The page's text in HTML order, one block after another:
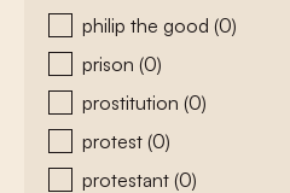
philip the good (0)
prison (0)
prostitution (0)
protest (0)
protestant (0)